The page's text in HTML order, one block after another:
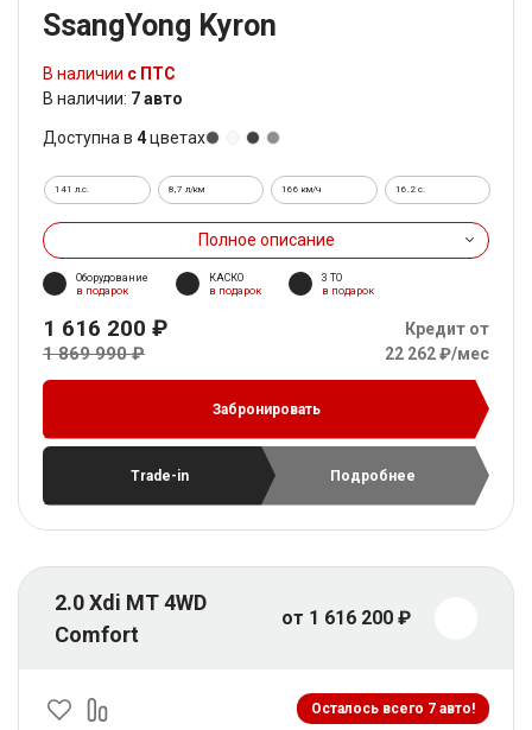
SsangYong Kyron
В наличии с ПТС
В наличии: 7 авто
Доступна в 4цветах
141 л.с. 8,7 л/км 166 км/ч 16.2 c.
Полное описание
Оборудование
в подарок
КАСКО
в подарок
3 ТО
в подарок
1 616 200 ₽
1 869 990 ₽
Кредит от
22 262 ₽/мес
Забронировать
Trade-in Подробнее
2.0 Xdi MT 4WD
Comfort
от 1 616 200 ₽
Осталось всего 7 авто!